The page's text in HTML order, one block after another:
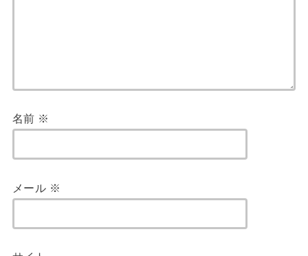
名前 ※
メール ※